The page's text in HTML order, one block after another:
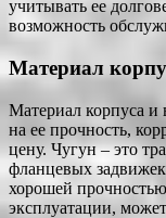
учитывать ее
возможность
Материал
Материал корпуса и
на ее прочность,
цену. Чугун ‒ это
фланцевых
хорошей
эксплуатации,